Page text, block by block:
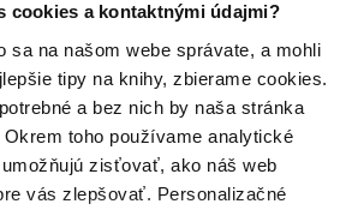
cookies a kontaktnými údajmi?
sa na našom webe správate, a mohli
tipy na knihy, zbierame cookies.
a bez nich by naša stránka
toho používame analytické
zisťovať, ako náš web
vás zlepšovať. Personalizačné